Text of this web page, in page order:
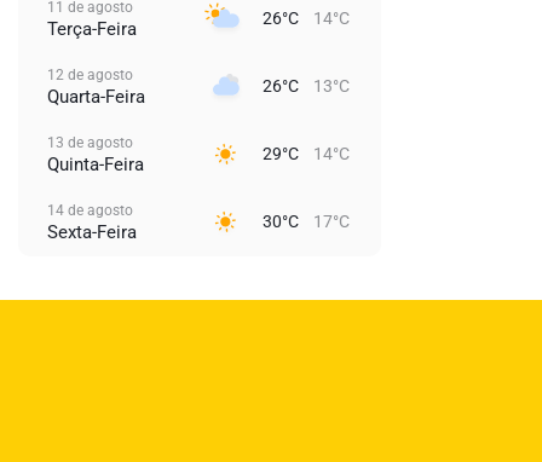
11 de agosto
Terça-Feira 26°C 14°C
12 de agosto
Quarta-Feira 26°C 13°C
13 de agosto
Quinta-Feira 29°C 14°C
14 de agosto
Sexta-Feira 30°C 17°C